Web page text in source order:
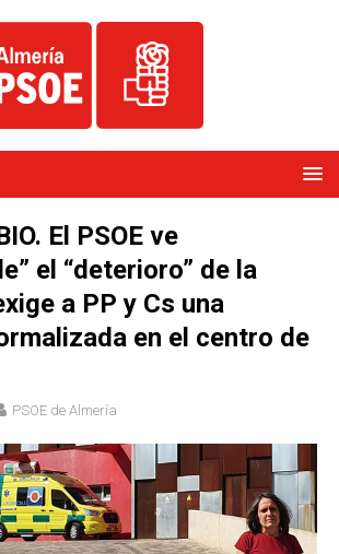
El PSOE ve
el “deterioro” de la
a PP y Cs una
en el centro de
PSOE de Almería